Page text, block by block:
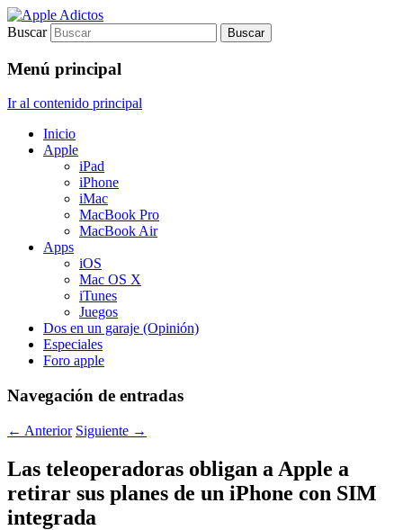
Apple Adictos
Sólo para auténticos adictos a Apple
Buscar
Menú principal
Ir al contenido principal
Inicio
Apple
iPad
iPhone
iMac
MacBook Pro
MacBook Air
Apps
iOS
Mac OS X
iTunes
Juegos
Dos en un garaje (Opinión)
Especiales
Foro apple
Navegación de entradas
← Anterior Siguiente →
Las teleoperadoras obligan a Apple a
retirar sus planes de un iPhone con SIM
integrada